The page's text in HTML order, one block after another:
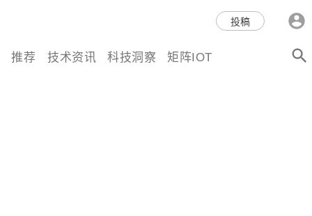
科技互联网,科技,资讯,动态,洞
察,量子,计算,AI,人工智能,机器
投稿
推荐 技术资讯 科技洞察 矩阵IOT